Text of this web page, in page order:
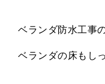
ベランダ防水工事
ベランダの床もし